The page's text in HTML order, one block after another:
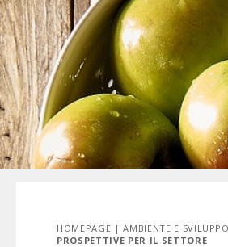
HOMEPAGE |AMBIENTE E
PROSPETTIVE PER IL SETTORE